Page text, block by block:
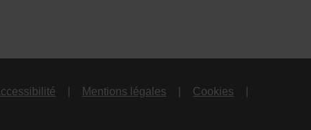
Mentions légales
Cookies